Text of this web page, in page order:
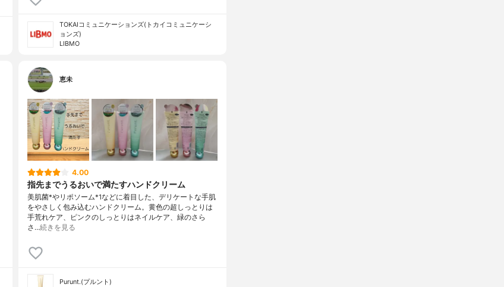
TOKAIコミュニケーションズ(トカイコミュニケーシ
ョンズ)
LIBMO
恵未
4.00
指先までうるおいで満たすハンドクリーム
美肌菌*やリポソーム*1などに着目した、デリケートな手肌
をやさしく包み込むハンドクリーム。黄色の超しっとりは
手荒れケア、ピンクのしっとりはネイルケア、緑のさら
さ…続きを見る
Purunt.(プルント)